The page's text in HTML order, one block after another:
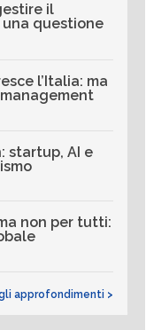
il
questione
l’Italia: ma
startup, AI e
non per tutti:
approfondimenti >